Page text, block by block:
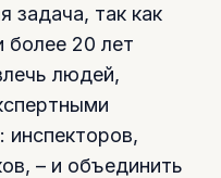
задача, так как
более 20 лет
людей,
инспекторов,
– и объединить